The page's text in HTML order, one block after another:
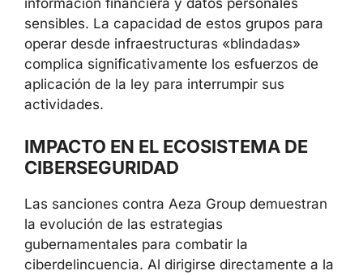
información financiera y datos personales
sensibles. La capacidad de estos grupos para
operar desde infraestructuras «blindadas»
complica significativamente los esfuerzos de
aplicación de la ley para interrumpir sus
actividades.
IMPACTO EN EL ECOSISTEMA DE
CIBERSEGURIDAD
Las sanciones contra Aeza Group demuestran
la evolución de las estrategias
gubernamentales para combatir la
ciberdelincuencia. Al dirigirse directamente a la